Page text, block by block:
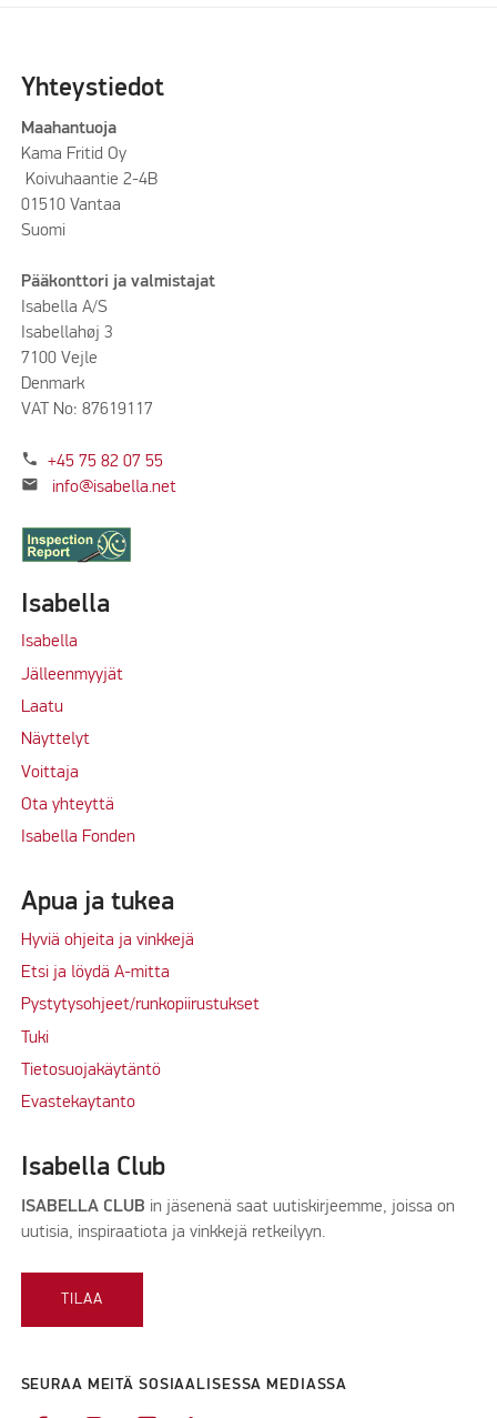
Yhteystiedot
Maahantuoja
Kama Fritid Oy
Koivuhaantie 2-4B
01510 Vantaa
Suomi
Pääkonttori ja valmistajat
Isabella A/S
Isabellahøj 3
7100 Vejle
Denmark
VAT No: 87619117
phone +45 75 82 07 55
mail info@isabella.net
Isabella
Isabella
Jälleenmyyjät
Laatu
Näyttelyt
Voittaja
Ota yhteyttä
Isabella Fonden
Apua ja tukea
Hyviä ohjeita ja vinkkejä
Etsi ja löydä A-mitta
Pystytysohjeet/runkopiirustukset
Tuki
Tietosuojakäytäntö
Evastekaytanto
Isabella Club
ISABELLA CLUB in jäsenenä saat uutiskirjeemme, joissa on
uutisia, inspiraatiota ja vinkkejä retkeilyyn.
TILAA
SEURAA MEITÄ SOSIAALISESSA MEDIASSA